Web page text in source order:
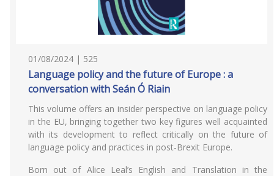
01/08/2024 | 525
Language policy and the future of Europe : a
conversation with Seán Ó Riain
This volume offers an insider perspective on language policy
in the EU, bringing together two key figures well acquainted
with its development to reflect critically on the future of
language policy and practices in post-Brexit Europe.
Born out of Alice Leal’s English and Translation in the